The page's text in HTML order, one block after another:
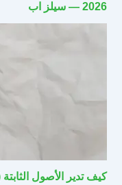
2026 — سيلز اب